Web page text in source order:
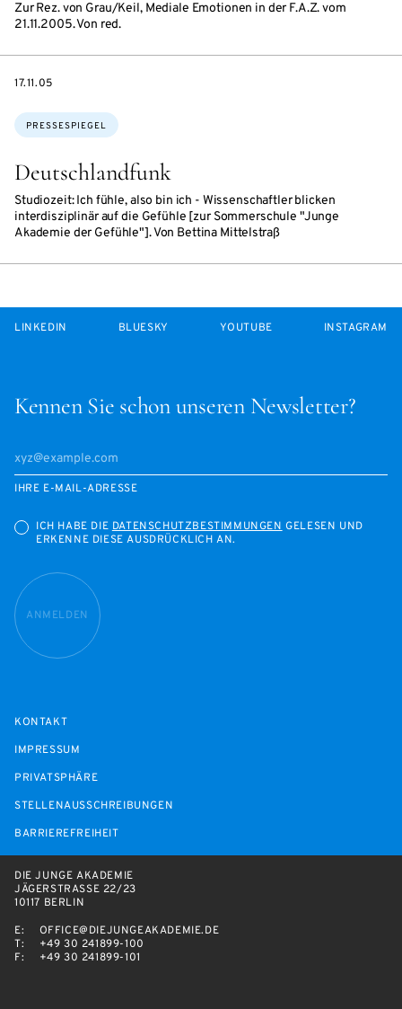
Zur Rez. von Grau/Keil, Mediale Emotionen in der F.A.Z. vom
21.11.2005. Von red.
Deutschlandfunk
Studiozeit: Ich fühle, also bin ich - Wissenschaftler blicken
interdisziplinär auf die Gefühle [zur Sommerschule "Junge
Akademie der Gefühle"]. Von Bettina Mittelstraß
Themen:
PRESSESPIEGEL
DATE
17.11.05
Kennen Sie schon unseren Newsletter?
IHRE E-MAIL-ADRESSE
ICH HABE DIEDATENSCHUTZBESTIMMUNGENGELESEN UND
ERKENNE DIESE AUSDRÜCKLICH AN.
ANMELDEN
LINKEDIN BLUESKY YOUTUBE INSTAGRAM
KONTAKT
IMPRESSUM
PRIVATSPHÄRE
STELLENAUSSCHREIBUNGEN
BARRIEREFREIHEIT
DIE JUNGE AKADEMIE
JÄGERSTRASSE 22/23
10117 BERLIN
E:
OFFICE@DIEJUNGEAKADEMIE.DE
T:
+49 30 241899-100
F:
+49 30 241899-101